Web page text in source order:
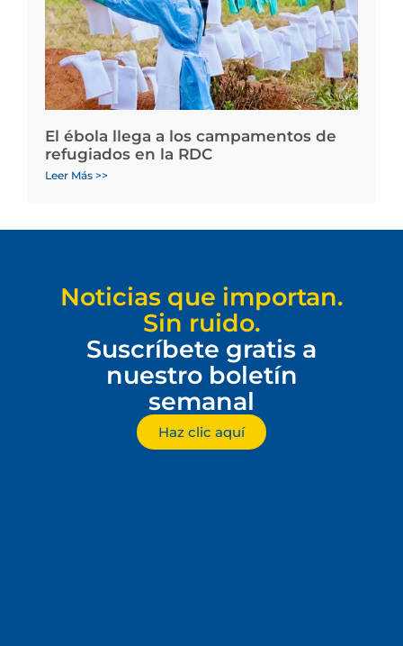
El ébola llega a los campamentos de
refugiados en la RDC
Leer Más >>
Noticias que importan.
Sin ruido.
Suscríbete gratis a
nuestro boletín
semanal
Haz clic aquí